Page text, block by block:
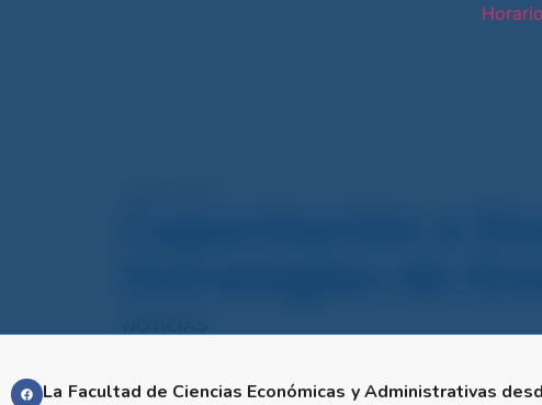
Capacitación a
Estrategias de
La Facultad de Ciencias Económicas y Administrativas